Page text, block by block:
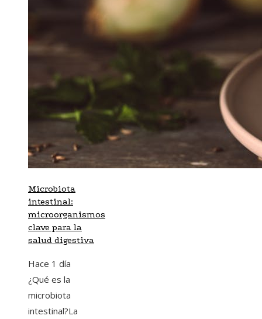
Microbiota
intestinal:
microorganismos
clave para la
salud digestiva
Hace 1 día
¿Qué es la
microbiota
intestinal?La